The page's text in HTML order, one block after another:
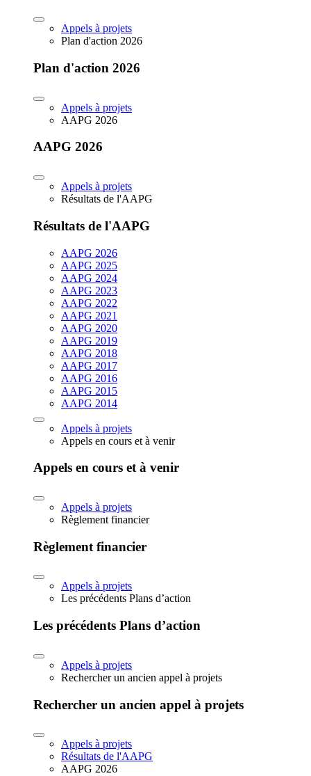
Appels à projets
Plan d'action 2026
Plan d'action 2026
Appels à projets
AAPG 2026
AAPG 2026
Appels à projets
Résultats de l'AAPG
Résultats de l'AAPG
AAPG 2026
AAPG 2025
AAPG 2024
AAPG 2023
AAPG 2022
AAPG 2021
AAPG 2020
AAPG 2019
AAPG 2018
AAPG 2017
AAPG 2016
AAPG 2015
AAPG 2014
Appels à projets
Appels en cours et à venir
Appels en cours et à venir
Appels à projets
Règlement financier
Règlement financier
Appels à projets
Les précédents Plans d’action
Les précédents Plans d’action
Appels à projets
Rechercher un ancien appel à projets
Rechercher un ancien appel à projets
Appels à projets
Résultats de l'AAPG
AAPG 2026